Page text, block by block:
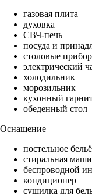
газовая плита
духовка
СВЧ-печь
посуда и
столовые
электрический
холодильник
морозильник
кухонный
обеденный стол
Оснащение
постельное бельё
стиральная
беспроводной
кондиционер
сушилка для